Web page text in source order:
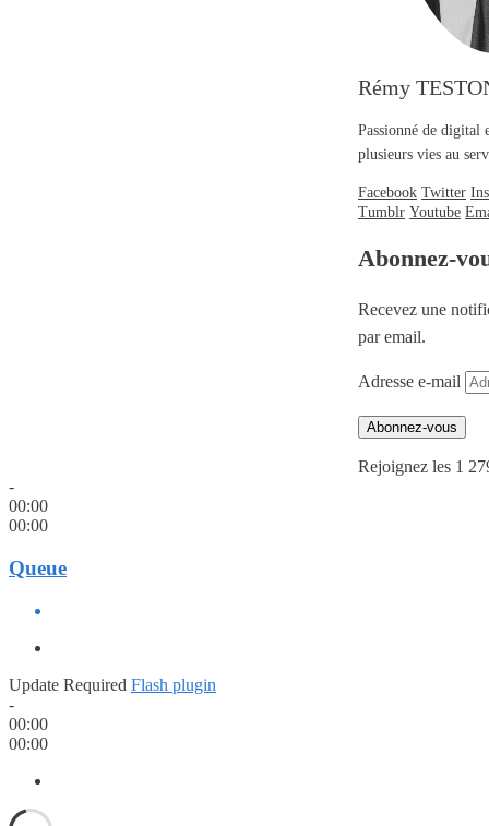
Rémy
Passionné de digital
plusieurs vies au
Facebook Twitter
Tumblr Youtube
Abonnez-
Recevez une
par email.
Adresse e-mail
Abonnez-vous
Rejoignez les 1
-
00:00
00:00
Queue
Update Required Flash plugin
-
00:00
00:00